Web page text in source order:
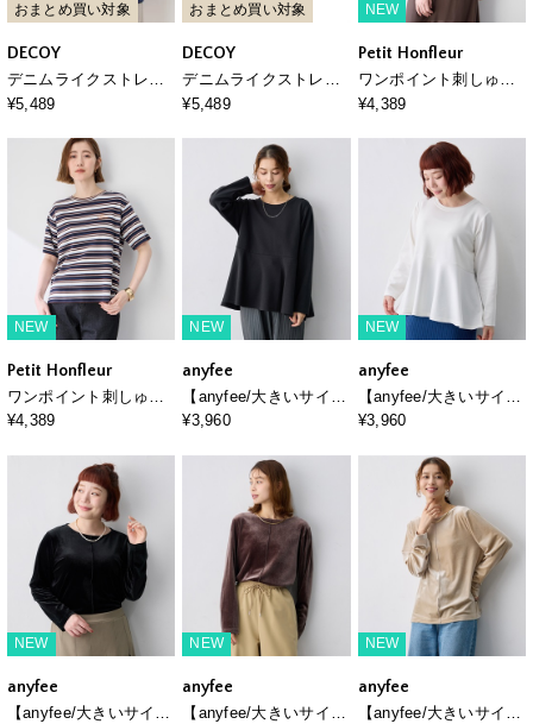
おまとめ買い対象
DECOY
デニムライクストレッ
チ7分袖カットプルオー
¥5,489
おまとめ買い対象
DECOY
デニムライクストレッ
チ7分袖カットプルオー
¥5,489
NEW
Petit Honfleur
ワンポイント刺しゅう
ボーダーTシャツ【接触
ガニックコットンブレ
¥4,389
NEW
Petit Honfleur
ワンポイント刺しゅう
ボーダーTシャツ【接触
ガニックコットンブレ
¥4,389
NEW
anyfee
【anyfee/大きいサイ
ズ】着てサラ長袖ペプ
¥3,960
NEW
anyfee
【anyfee/大きいサイ
ズ】着てサラ長袖ペプ
¥3,960
NEW
anyfee
【anyfee/大きいサイ
NEW
anyfee
【anyfee/大きいサイ
NEW
anyfee
【anyfee/大きいサイ